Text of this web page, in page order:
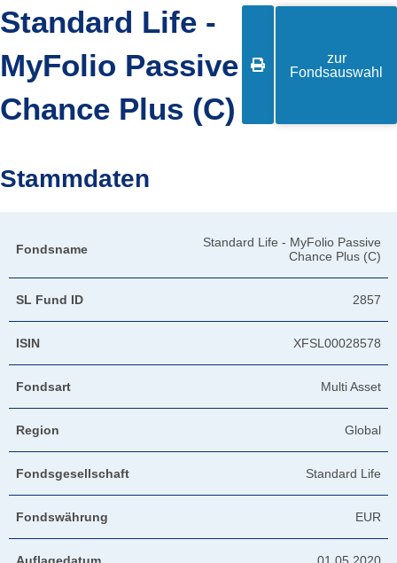
Standard Life -
MyFolio Passive
Chance Plus (C)

zur
Fondsauswahl
Stammdaten
Fondsname
Standard Life - MyFolio Passive
Chance Plus (C)
SL Fund ID 2857
ISIN XFSL00028578
Fondsart Multi Asset
Region Global
Fondsgesellschaft Standard Life
Fondswährung EUR